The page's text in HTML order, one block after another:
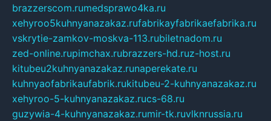
brazzerscom.rumedsprawo4ka.ru
xehyroo5kuhnyanazakaz.rufabrikayfabrikaefabrika.ru
vskrytie-zamkov-moskva-113.rubiletnadom.ru
zed-online.rupimchax.rubrazzers-hd.ruz-host.ru
kitubeu2kuhnyanazakaz.runaperekate.ru
kuhnyaofabrikaufabrik.rukitubeu-2-kuhnyanazakaz.ru
xehyroo-5-kuhnyanazakaz.rucs-68.ru
guzywia-4-kuhnyanazakaz.rumir-tk.ruvlknrussia.ru